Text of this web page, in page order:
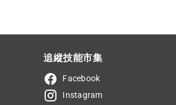
追縱技能市集
Facebook
Instagram